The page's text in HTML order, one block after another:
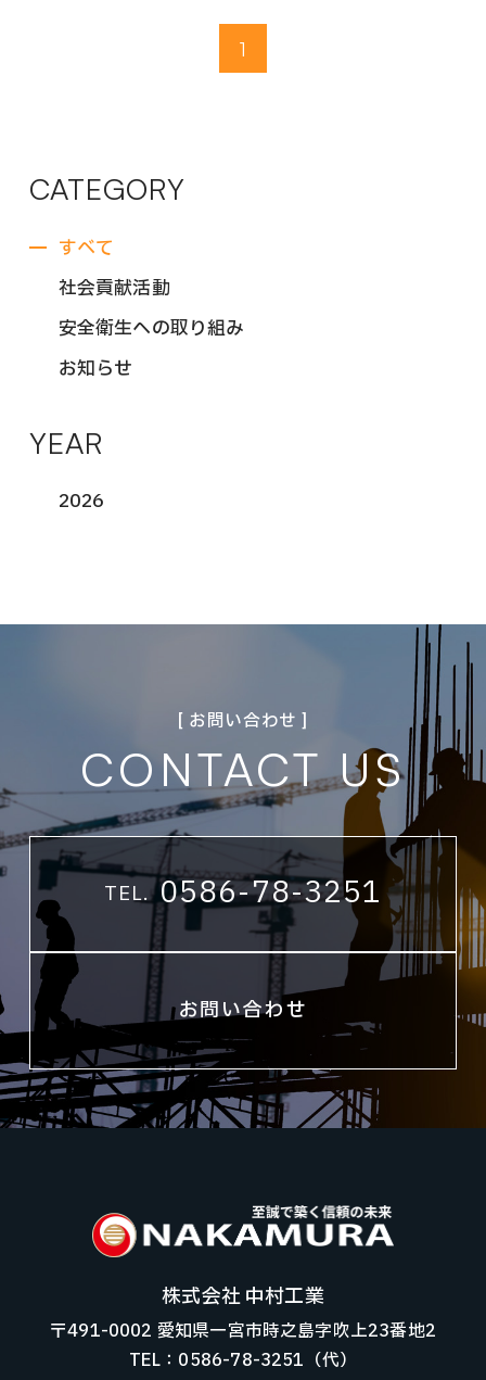
1
CATEGORY
すべて
社会貢献活動
安全衛生への取り組み
お知らせ
YEAR
2026
[ お問い合わせ ]
CONTACT US
TEL. 0586-78-3251
お問い合わせ
株式会社 中村工業
〒491-0002 愛知県一宮市時之島字吹上23番地2
TEL：0586-78-3251（代）